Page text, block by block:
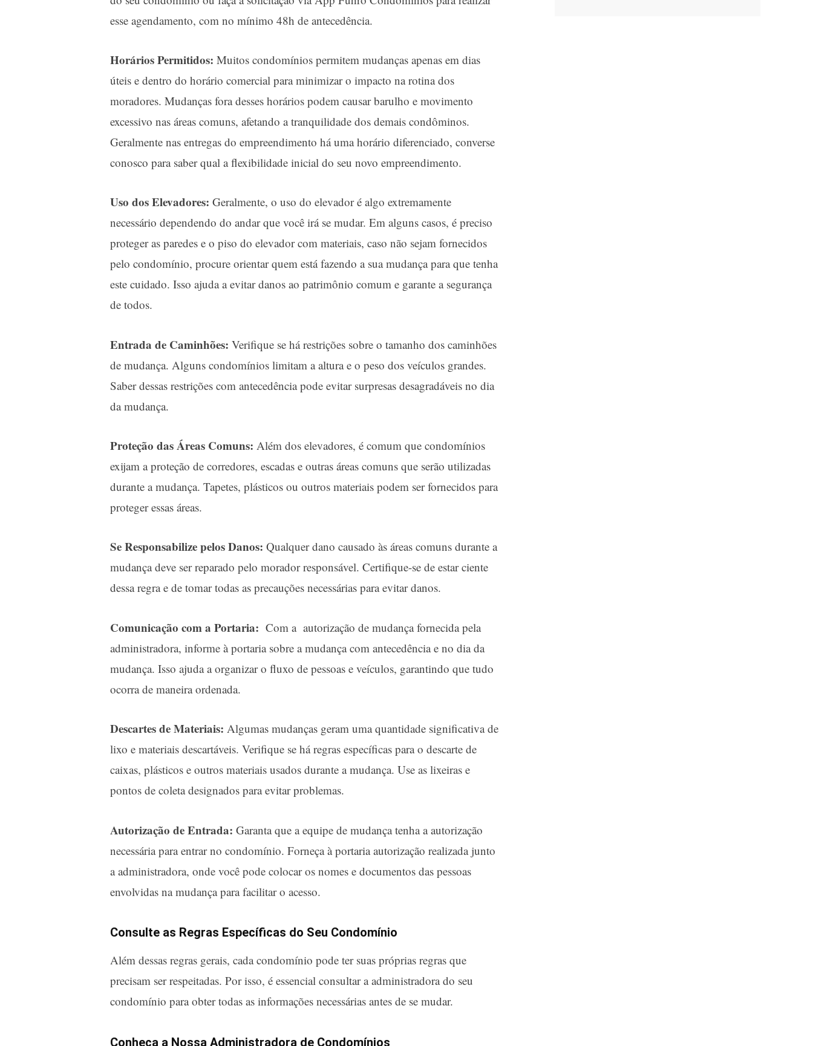
esse agendamento, com no mínimo 48h de antecedência.
Horários Permitidos: Muitos condomínios permitem mudanças apenas em dias
úteis e dentro do horário comercial para minimizar o impacto na rotina dos
moradores. Mudanças fora desses horários podem causar barulho e movimento
excessivo nas áreas comuns, afetando a tranquilidade dos demais condôminos.
Geralmente nas entregas do empreendimento há uma horário diferenciado, converse
conosco para saber qual a flexibilidade inicial do seu novo empreendimento.
Uso dos Elevadores: Geralmente, o uso do elevador é algo extremamente
necessário dependendo do andar que você irá se mudar. Em alguns casos, é preciso
proteger as paredes e o piso do elevador com materiais, caso não sejam fornecidos
pelo condomínio, procure orientar quem está fazendo a sua mudança para que tenha
este cuidado. Isso ajuda a evitar danos ao patrimônio comum e garante a segurança
de todos.
Entrada de Caminhões: Verifique se há restrições sobre o tamanho dos caminhões
de mudança. Alguns condomínios limitam a altura e o peso dos veículos grandes.
Saber dessas restrições com antecedência pode evitar surpresas desagradáveis no dia
da mudança.
Proteção das Áreas Comuns: Além dos elevadores, é comum que condomínios
exijam a proteção de corredores, escadas e outras áreas comuns que serão utilizadas
durante a mudança. Tapetes, plásticos ou outros materiais podem ser fornecidos para
proteger essas áreas.
Se Responsabilize pelos Danos: Qualquer dano causado às áreas comuns durante a
mudança deve ser reparado pelo morador responsável. Certifique-se de estar ciente
dessa regra e de tomar todas as precauções necessárias para evitar danos.
Comunicação com a Portaria: Com a autorização de mudança fornecida pela
administradora, informe à portaria sobre a mudança com antecedência e no dia da
mudança. Isso ajuda a organizar o fluxo de pessoas e veículos, garantindo que tudo
ocorra de maneira ordenada.
Descartes de Materiais: Algumas mudanças geram uma quantidade significativa de
lixo e materiais descartáveis. Verifique se há regras específicas para o descarte de
caixas, plásticos e outros materiais usados durante a mudança. Use as lixeiras e
pontos de coleta designados para evitar problemas.
Autorização de Entrada: Garanta que a equipe de mudança tenha a autorização
necessária para entrar no condomínio. Forneça à portaria autorização realizada junto
a administradora, onde você pode colocar os nomes e documentos das pessoas
envolvidas na mudança para facilitar o acesso.
Consulte as Regras Específicas do Seu Condomínio
Além dessas regras gerais, cada condomínio pode ter suas próprias regras que
precisam ser respeitadas. Por isso, é essencial consultar a administradora do seu
condomínio para obter todas as informações necessárias antes de se mudar.
Conheça a Nossa Administradora de Condomínios